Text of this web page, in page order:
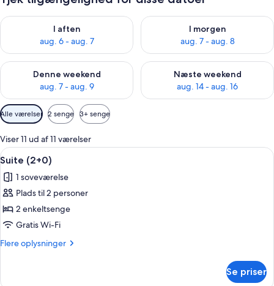
I aften
aug. 6 - aug. 7
Tjek tilgængelighed for i aften aug. 6 - aug. 7
I morgen
aug. 7 - aug. 8
Tjek tilgængelighed for i
Denne weekend
aug. 7 - aug. 9
Tjek tilgængelighed for denne weekend aug. 7 - aug. 9
Næste weekend
aug. 14 - aug. 16
Tjek tilgængelighed for næste
Tilgængelige
filtre
for
værelser
Alle værelser 2 senge 3+ senge
Viser 11 ud af 11 værelser
Indlæs
alle
billeder
af
Suite
(2+0)
En dobbeltseng med to puder, et
4
Suite (2+0)
1 soveværelse
Plads til 2 personer
2 enkeltsenge
Gratis Wi-Fi
Flere oplysninger
Flere
Se priser